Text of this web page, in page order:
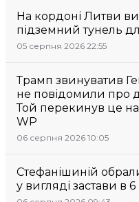
На кордоні Литви
підземний тунель
05 серпня 2026 22:55
Трамп звинуватив
не повідомили про
Той перекинув це
WP
06 серпня 2026 10:05
Стефанішиній
у вигляді застави в